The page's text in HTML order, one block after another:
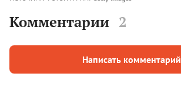
Комментарии 2
Написать комментарий